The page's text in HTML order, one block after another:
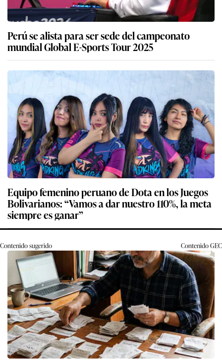
Perú se alista para ser sede del campeonato
mundial Global E-Sports Tour 2025
Equipo femenino peruano de Dota en los Juegos
Bolivarianos: “Vamos a dar nuestro 110%, la meta
siempre es ganar”
Contenido sugerido ContenidoGEC